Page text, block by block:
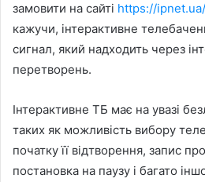
замовити на сайті https://
кажучи, інтерактивне
сигнал, який надходить через
перетворень.
Інтерактивне ТБ має на увазі
таких як можливість вибору
початку її відтворення, запис
постановка на паузу і багато